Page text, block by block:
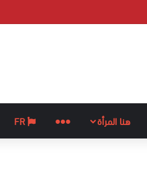
هنا المرأة المزيد